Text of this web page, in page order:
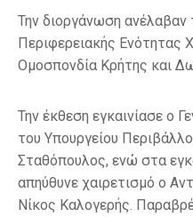
Την διοργάνωση ανέλαβαν
Περιφερειακής Ενότητας
Ομοσπονδία Κρήτης και
Την έκθεση εγκαινίασε ο
του Υπουργείου
Σταθόπουλος, ενώ στα
απηύθυνε χαιρετισμό ο
Νίκος Καλογερής.